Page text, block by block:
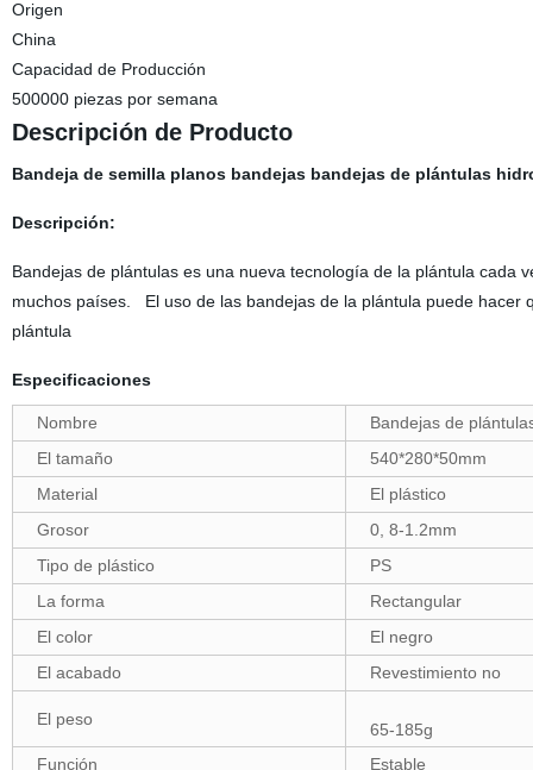
Origen
China
Capacidad de Producción
500000 piezas por semana
Descripción de Producto
Bandeja de semilla planos bandejas bandejas de plántulas
Descripción:
Bandejas de plántulas es una nueva tecnología de la plántula cada
muchos países. El uso de las bandejas de la plántula puede hacer
plántula
Especificaciones
Nombre
Bandejas de
El tamaño
540*280*50mm
Material
El plástico
Grosor
0, 8-1.2mm
Tipo de plástico
PS
La forma
Rectangular
El color
El negro
El acabado
Revestimiento no
El peso
65-185g
Función
Estable